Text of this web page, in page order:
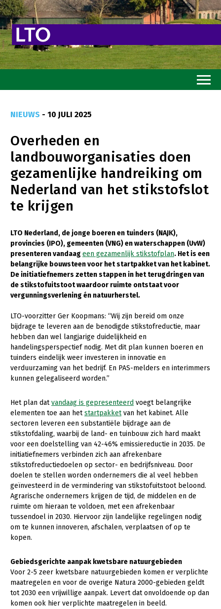
Goed eten
Mooi groen
Sterk ondernemerschap
Transitiepaden
Gezonde planten
Gezonde dieren
Natuur, klimaat en energie
Bodem en water
Mens, ondernemerschap en onderwijs
Internationaal
Sectoren
Biologische Landbouw
Geitenhouderij
Kalverhouderij
Konijnenhouderij
Melkveehouderij
Paardenhouderij
Pluimveehouderij
Schapenhouderij
Vleesveehouderij
Plant
Akkerbouw
NIEUWS - 10 JULI 2025
Overheden en
landbouworganisaties doen
gezamenlijke handreiking om
Nederland van het stikstofslot
te krijgen
LTO Nederland, de jonge boeren en tuinders (NAJK),
provincies (IPO), gemeenten (VNG) en waterschappen (UvW)
presenteren vandaag een gezamenlijk stikstofplan. Het is een
belangrijke bouwsteen voor het startpakket van het kabinet.
De initiatiefnemers zetten stappen in het terugdringen van
de stikstofuitstoot waardoor ruimte ontstaat voor
vergunningsverlening én natuurherstel.
LTO-voorzitter Ger Koopmans: “Wij zijn bereid om onze
bijdrage te leveren aan de benodigde stikstofreductie, maar
hebben dan wel langjarige duidelijkheid en
handelingsperspectief nodig. Met dit plan kunnen boeren en
tuinders eindelijk weer investeren in innovatie en
verduurzaming van het bedrijf. En PAS-melders en interimmers
kunnen gelegaliseerd worden.”
Het plan datvandaag is gepresenteerd voegt belangrijke
elementen toe aan hetstartpakketvan het kabinet. Alle
sectoren leveren een substantiële bijdrage aan de
stikstofdaling, waarbij de land- en tuinbouw zich hard maakt
voor een doelstelling van 42-46% emissiereductie in 2035. De
initiatiefnemers verbinden zich aan afrekenbare
stikstofreductiedoelen op sector- en bedrijfsniveau. Door
doelen te stellen worden ondernemers die al veel hebben
geïnvesteerd in de vermindering van stikstofuitstoot beloond.
Agrarische ondernemers krijgen de tijd, de middelen en de
ruimte om hieraan te voldoen, met een afrekenbaar
tussendoel in 2030. Hiervoor zijn landelijke regelingen nodig
om te kunnen innoveren, afschalen, verplaatsen of op te
kopen.
Gebiedsgerichte aanpak kwetsbare natuurgebieden
Voor 2-5 zeer kwetsbare natuurgebieden komen er verplichte
maatregelen en voor de overige Natura 2000-gebieden geldt
tot 2030 een vrijwillige aanpak. Levert dat onvoldoende op dan
komen ook hier verplichte maatregelen in beeld.